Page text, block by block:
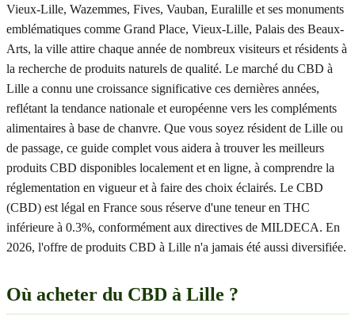
Vieux-Lille, Wazemmes, Fives, Vauban, Euralille et ses monuments
emblématiques comme Grand Place, Vieux-Lille, Palais des Beaux-
Arts, la ville attire chaque année de nombreux visiteurs et résidents à
la recherche de produits naturels de qualité. Le marché du CBD à
Lille a connu une croissance significative ces dernières années,
reflétant la tendance nationale et européenne vers les compléments
alimentaires à base de chanvre. Que vous soyez résident de Lille ou
de passage, ce guide complet vous aidera à trouver les meilleurs
produits CBD disponibles localement et en ligne, à comprendre la
réglementation en vigueur et à faire des choix éclairés. Le CBD
(CBD) est légal en France sous réserve d'une teneur en THC
inférieure à 0.3%, conformément aux directives de MILDECA. En
2026, l'offre de produits CBD à Lille n'a jamais été aussi diversifiée.
Où acheter du CBD à Lille ?